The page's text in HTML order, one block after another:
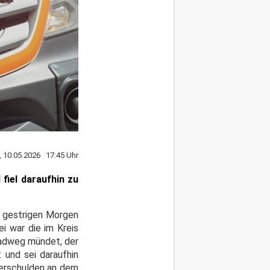
10.05.2026 17:45 Uhr
fiel daraufhin zu
Morgen
war die im Kreis
mündet, der
sei daraufhin